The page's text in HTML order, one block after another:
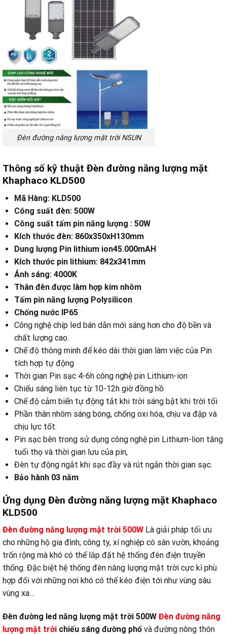
Đèn đường năng lượng mặt trời NSUN
Thông số kỹ thuật Đèn đường năng lượng mặt
Khaphaco KLD500
Mã Hàng: KLD500
Công suất đèn: 500W
Công suất tấm pin năng lượng : 50W
Kích thước đèn: 860x350xH130mm
Dung lượng Pin lithium ion45.000mAH
Kích thước pin lithium: 842x341mm
Ánh sáng: 4000K
Thân đèn được làm hợp kim nhôm
Tấm pin năng lượng Polysilicon
Chống nước IP65
Công nghệ chíp led bán dẫn mới sáng hơn cho độ bền và
chất lượng cao.
Chế độ thông minh để kéo dài thời gian làm việc của Pin
tích hợp tự động
Thời gian Pin sạc 4-6h công nghệ pin Lithium-ion
Chiếu sáng liên tục từ 10-12h giờ đồng hồ
Chế độ cảm biến tự động tắt khi trời sáng bật khi trời tối
Phần thân nhôm sáng bóng, chống oxi hóa, chịu va đập và
chịu lực tốt.
Pin sạc bên trong sử dụng công nghệ pin Lithium-lion tăng
tuổi thọ và thời gian lưu của pin,
Đèn tự động ngắt khi sạc đầy và rút ngắn thời gian sạc.
Bảo hành 03 năm
Ứng dụng Đèn đường năng lượng mặt Khaphaco
KLD500
Đèn đường năng lượng mặt trời 500W Là giải pháp tối ưu
cho những hộ gia đình, công ty, xí nghiệp có sân vườn, khoảng
trốn rộng mà khó có thể lắp đặt hệ thống đèn điện truyền
thống. Đặc biệt hệ thống đèn năng lượng mặt trời cực kì phù
hợp đối với những nơi khó có thể kéo điện tới như vùng sâu
vùng xa…
Đèn đường led năng lượng mặt trời 500W Đèn đường năng
lượng mặt trời chiếu sáng đường phố và đường nông thôn